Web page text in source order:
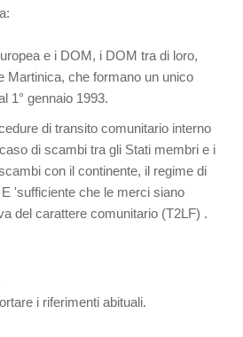
e i DOM, i DOM tra di loro,
Martinica, che formano un unico
1° gennaio 1993.
di transito comunitario interno
di scambi tra gli Stati membri e i
con il continente, il regime di
'sufficiente che le merci siano
del carattere comunitario (T2LF) .
i riferimenti abituali.